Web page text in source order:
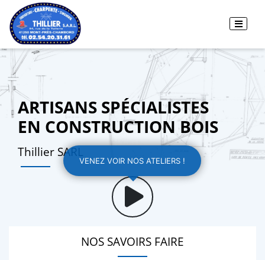
ARTISANS SPÉCIALISTES
EN CONSTRUCTION BOIS
Thillier SARL
NOS SAVOIRS FAIRE
VENEZ VOIR NOS ATELIERS !